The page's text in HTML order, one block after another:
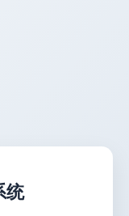
统